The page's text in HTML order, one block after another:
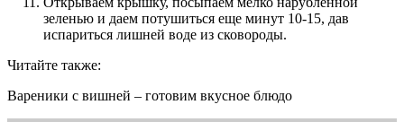
зеленью и даем потушиться еще минут 10-15, дав
испариться лишней воде из сковороды.
Читайте также:
Вареники с вишней – готовим вкусное блюдо